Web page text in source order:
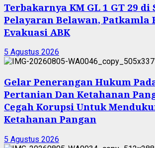
Terbakarnya KM GL 1 GT 29
Pelayaran Belawan, Patkamla
Evakuasi ABK
5 Agustus 2026
Gelar Penerangan Hukum
Pertanian Dan Ketahanan
Cegah Korupsi Untuk
Ketahanan Pangan
5 Agustus 2026